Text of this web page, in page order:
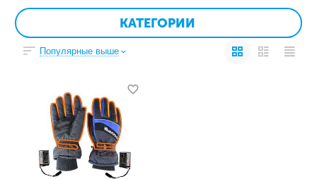
КАТЕГОРИИ
Популярные выше